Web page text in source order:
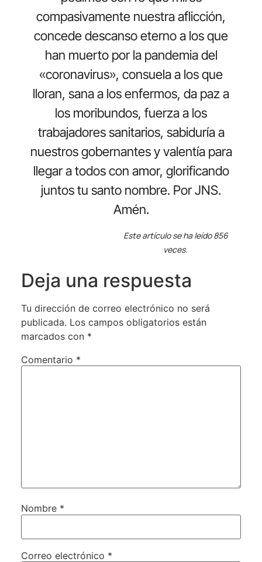
compasivamente nuestra aflicción,
concede descanso eterno a los que
han muerto por la pandemia del
«coronavirus», consuela a los que
lloran, sana a los enfermos, da paz a
los moribundos, fuerza a los
trabajadores sanitarios, sabiduría a
nuestros gobernantes y valentía para
llegar a todos con amor, glorificando
juntos tu santo nombre. Por JNS.
Amén.
Este artículo se ha leído 856
veces.
Deja una respuesta
Tu dirección de correo electrónico no será
publicada. Los campos obligatorios están
marcados con *
Comentario *
Nombre *
Correo electrónico *